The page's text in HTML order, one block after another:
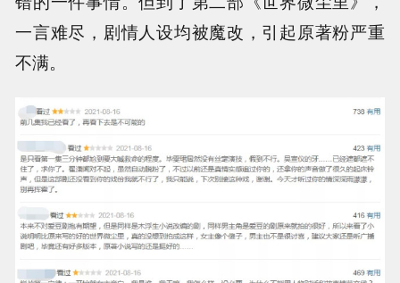
一言难尽，剧情人设均被魔改，引起原著粉严重
不满。